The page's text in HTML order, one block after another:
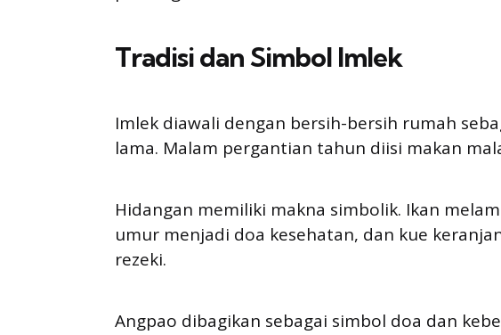
Tradisi dan Simbol Imlek
Imlek diawali dengan bersih-bersih rumah
lama. Malam pergantian tahun diisi makan
Hidangan memiliki makna simbolik. Ikan
umur menjadi doa kesehatan, dan kue
rezeki.
Angpao dibagikan sebagai simbol doa dan